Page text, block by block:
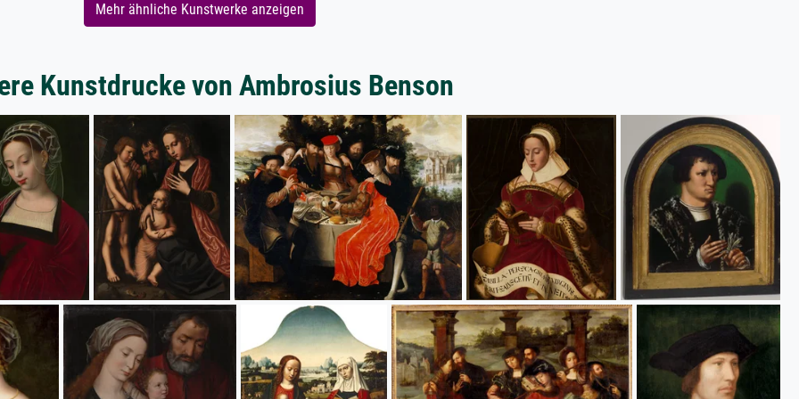
Mehr ähnliche Kunstwerke anzeigen
Kunstdrucke von Ambrosius Benson